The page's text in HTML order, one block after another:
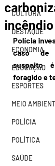
CULTURA
DESTAQUE
ECONOMIA
EDUCAÇÃO
ESPORTES
MEIO
POLÍCIA
POLÍTICA
SAÚDE
Polícia
caso de
suspeito
foragido e